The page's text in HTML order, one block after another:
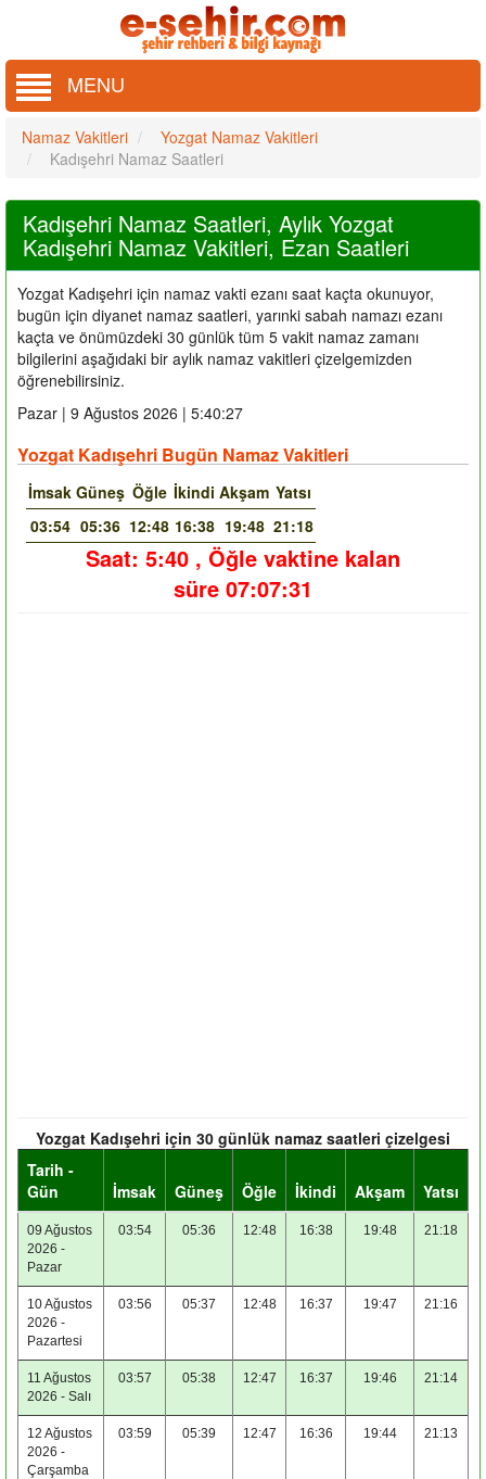
MENU
Namaz Vakitleri
Yozgat Namaz Vakitleri
Kadışehri Namaz Saatleri
Kadışehri Namaz Saatleri, Aylık Yozgat
Kadışehri Namaz Vakitleri, Ezan Saatleri
Yozgat Kadışehri için namaz vakti ezanı saat kaçta okunuyor,
bugün için diyanet namaz saatleri, yarınki sabah namazı ezanı
kaçta ve önümüzdeki 30 günlük tüm 5 vakit namaz zamanı
bilgilerini aşağıdaki bir aylık namaz vakitleri çizelgemizden
öğrenebilirsiniz.
Pazar | 9 Ağustos 2026 | 5:40:28
Yozgat Kadışehri Bugün Namaz Vakitleri
İmsak
03:54
Güneş
05:36
Öğle
12:48
İkindi
16:38
Akşam
19:48
Yatsı
21:18
Saat: 5:40 , Öğle vaktine kalan
süre 07:07:30
Yozgat Kadışehri için 30 günlük namaz saatleri çizelgesi
Tarih -
Gün
İmsak Güneş Öğle İkindi Akşam Yatsı
09 Ağustos
2026 -
Pazar
03:54 05:36 12:48 16:38 19:48 21:18
10 Ağustos
2026 -
Pazartesi
03:56 05:37 12:48 16:37 19:47 21:16
11 Ağustos
2026 - Salı
03:57 05:38 12:47 16:37 19:46 21:14
12 Ağustos
2026 -
Çarşamba
03:59 05:39 12:47 16:36 19:44 21:13